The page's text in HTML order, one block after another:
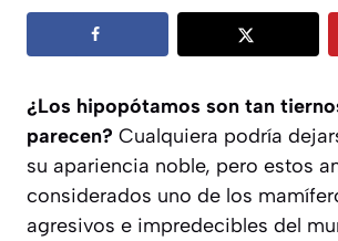
¿Los hipopótamos son tan
parecen? Cualquiera podría
su apariencia noble, pero estos
considerados uno de los
agresivos e impredecibles del